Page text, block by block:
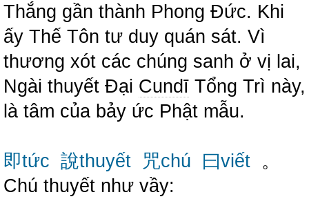
Thắng gần thành Phong Đức. Khi
ấy Thế Tôn tư duy quán sát. Vì
thương xót các chúng sanh ở vị lai,
Ngài thuyết Đại Cundī Tổng Trì này,
là tâm của bảy ức Phật mẫu.
即tức 說thuyết 咒chú 曰viết 。
Chú thuyết như vầy: